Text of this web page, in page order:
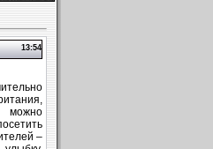
13:54
можно
–